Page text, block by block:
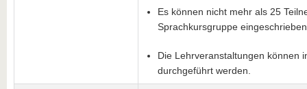
Es können nicht mehr als 25
Sprachkursgruppe
Die Lehrveranstaltungen können
durchgeführt werden.